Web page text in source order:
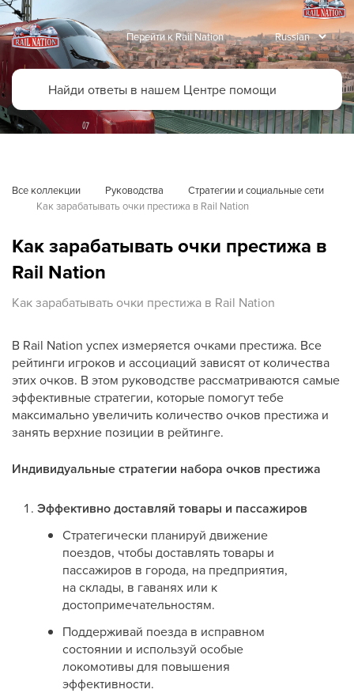
Перейти к Rail Nation
Все коллекции Руководства
Стратегии и социальные сети
Как зарабатывать очки престижа в Rail Nation
Как зарабатывать очки престижа в
Rail Nation
Как зарабатывать очки престижа в Rail Nation
В Rail Nation успех измеряется очками престижа. Все
рейтинги игроков и ассоциаций зависят от количества
этих очков. В этом руководстве рассматриваются самые
эффективные стратегии, которые помогут тебе
максимально увеличить количество очков престижа и
занять верхние позиции в рейтинге.
Индивидуальные стратегии набора очков престижа
Эффективно доставляй товары и пассажиров
Стратегически планируй движение
поездов, чтобы доставлять товары и
пассажиров в города, на предприятия,
на склады, в гаванях или к
достопримечательностям.
Поддерживай поезда в исправном
состоянии и используй особые
локомотивы для повышения
эффективности.